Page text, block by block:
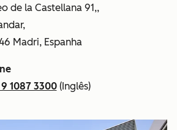
de la Castellana 91,,
Madri, Espanha
1087 3300(Inglês)